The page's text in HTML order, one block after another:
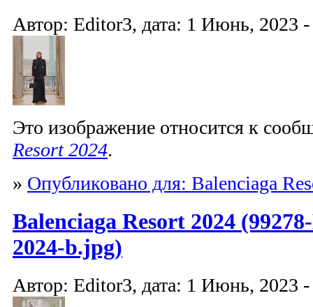
Автор: Editor3, дата: 1 Июнь, 2023
Это изображение относится к
Resort 2024.
» Опубликовано для: Balenciaga
Balenciaga Resort 2024
2024-b.jpg)
Автор: Editor3, дата: 1 Июнь, 2023